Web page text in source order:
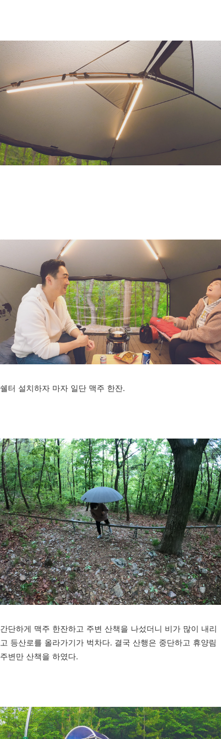
쉘터 설치하자 마자 일단 맥주 한잔.
간단하게 맥주 한잔하고 주변 산책을 나섰더니 비가 많이 내리
고 등산로를 올라가기가 벅차다. 결국 산행은 중단하고 휴양림
주변만 산책을 하였다.